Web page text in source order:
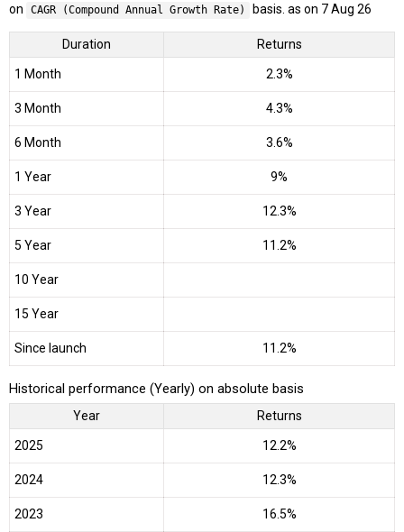
on
CAGR (Compound Annual Growth Rate) basis. as on 7 Aug 26
Duration Returns
1 Month 2.3%
3 Month 4.3%
6 Month 3.6%
1 Year 9%
3 Year 12.3%
5 Year 11.2%
10 Year
15 Year
Since launch 11.2%
Historical performance (Yearly) on absolute basis
Year Returns
2025 12.2%
2024 12.3%
2023 16.5%